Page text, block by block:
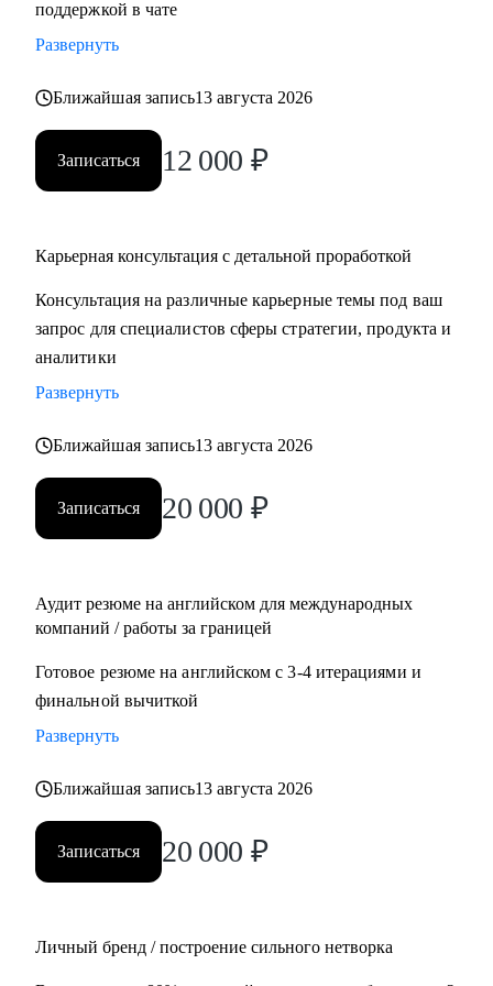
продающее резюме / LinkedIn
• Проведу mock-interview и дам практические
• Научу нетворчить эффективно и с результатом для
карьеры
• Для тех, кто только задумался о получении визы талантов
в США (EB1-A, O1), расскажу о процессе, поделюсь
организации для закрытия критериев
поступления, а также проверкой материалов (например,
эссе, резюме, рекомендательные письма)
Кому могу помочь:
• Хочет найти работу в IT, FMCG, e-commerce на позициях:
Analytics, Strategy & Ops, Go-To-Market, Product
Management, Project Management
• Планирует переехать в Европу или США или уже ищет
• Думает об иммиграции в США по визе талантов О1 /
ЕВ1-А
поддержкой в чате
Развернуть
Ближайшая запись13 августа 2026
Записаться 12 000 ₽
Карьерная консультация с детальной проработкой
Консультация на различные карьерные темы под ваш
запрос для специалистов сферы стратегии, продукта и
аналитики
Развернуть
Ближайшая запись13 августа 2026
Записаться 20 000 ₽
Аудит резюме на английском для международных
компаний / работы за границей
Готовое резюме на английском с 3-4 итерациями и
финальной вычиткой
Развернуть
Ближайшая запись13 августа 2026
Записаться 20 000 ₽
Личный бренд / построение сильного нетворка